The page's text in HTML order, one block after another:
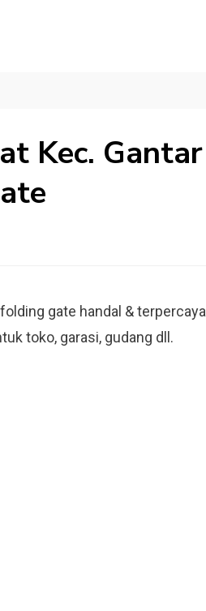
Kec. Gantar
gate handal & terpercaya
toko, garasi, gudang dll.